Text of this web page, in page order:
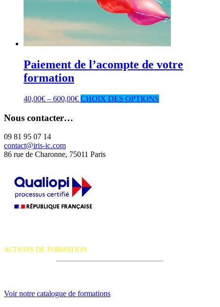
Paiement de l’acompte de votre
formation
40,00€ – 600,00€ CHOIX DES OPTIONS
Nous contacter…
09 81 95 07 14
contact@iris-ic.com
86 rue de Charonne, 75011 Paris
ACTIONS DE FORMATION
Voir notre catalogue de formations